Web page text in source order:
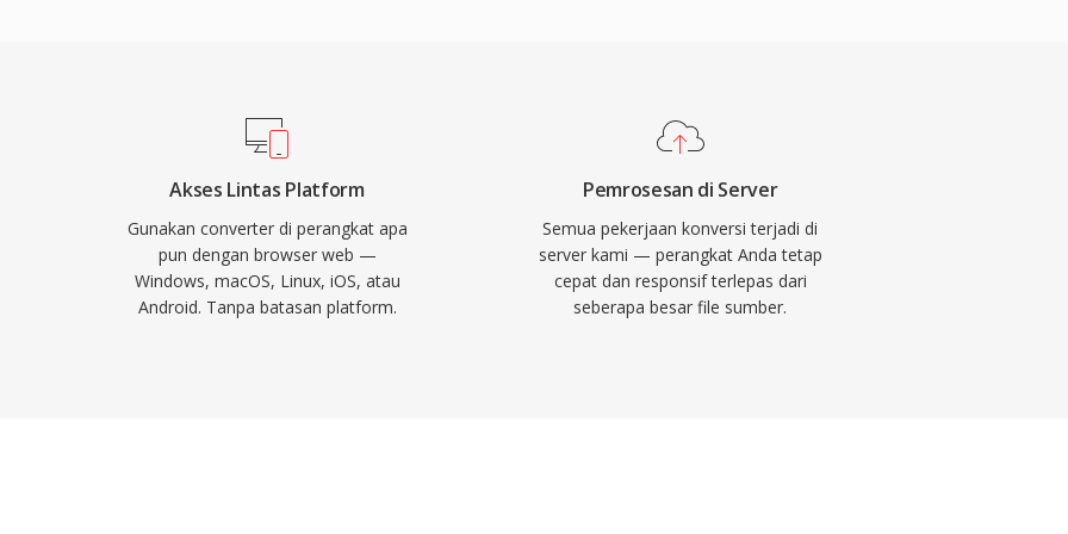
dan visi mesin industri,
pemrosesan rendah
yang lebih tinggi
ini mencapai
mempertahankan
rate yang jauh lebih
untuk kualitas setara.
Akses Lintas Platform
Gunakan converter di perangkat apa
pun dengan browser web —
Windows, macOS, Linux, iOS, atau
Android. Tanpa batasan platform.
Pemrosesan di Server
Semua pekerjaan konversi terjadi di
server kami — perangkat Anda tetap
cepat dan responsif terlepas dari
seberapa besar file sumber.